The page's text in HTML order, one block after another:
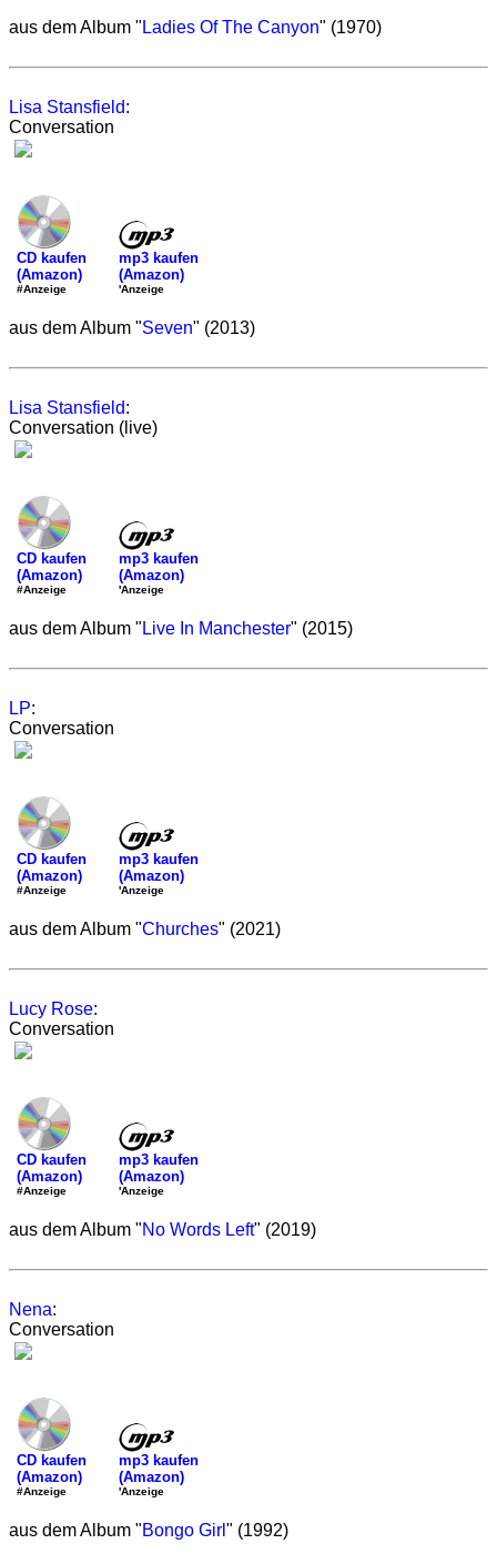
aus dem Album " Ladies Of The Canyon" (1970)
Lisa Stansfield:
Conversation
CD kaufen
(Amazon)
#Anzeige
mp3 kaufen
(Amazon)
'Anzeige
aus dem Album "Seven" (2013)
Lisa Stansfield:
Conversation (live)
CD kaufen
(Amazon)
#Anzeige
mp3 kaufen
(Amazon)
'Anzeige
aus dem Album " Live In Manchester" (2015)
LP:
Conversation
CD kaufen
(Amazon)
#Anzeige
mp3 kaufen
(Amazon)
'Anzeige
aus dem Album "Churches" (2021)
Lucy Rose:
Conversation
CD kaufen
(Amazon)
#Anzeige
mp3 kaufen
(Amazon)
'Anzeige
aus dem Album "No Words Left" (2019)
Nena:
Conversation
CD kaufen
(Amazon)
#Anzeige
mp3 kaufen
(Amazon)
'Anzeige
aus dem Album "Bongo Girl " (1992)